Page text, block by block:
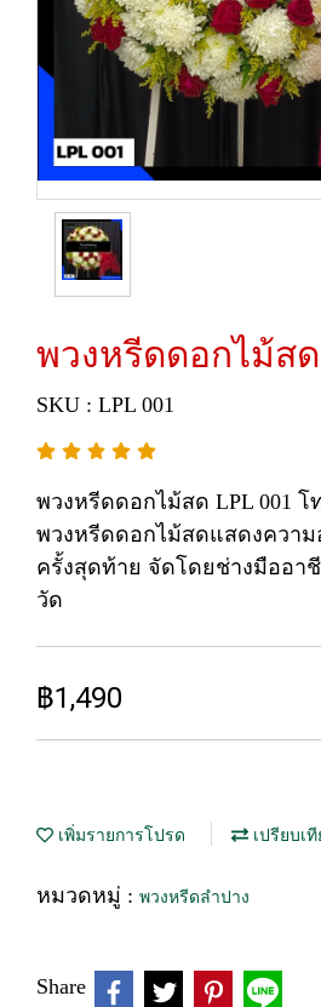
พวงหรีดดอกไม้สด
SKU : LPL 001
พวงหรีดดอกไม้สด LPL 001 โ
พวงหรีดดอกไม้สดแสดงควา
ครั้งสุดท้าย จัดโดยช่างมืออา
วัด
฿1,490
เพิ่มรายการโปรด เปรียบเ
หมวดหมู่ : พวงหรีดลำปาง
Share